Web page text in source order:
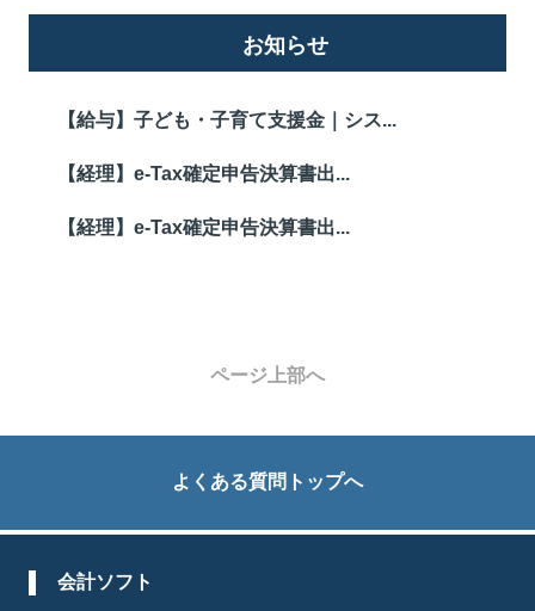
お知らせ
【給与】子ども・子育て支援金｜シス...
【経理】e-Tax確定申告決算書出...
【経理】e-Tax確定申告決算書出...
ページ上部へ
よくある質問トップへ
会計ソフト